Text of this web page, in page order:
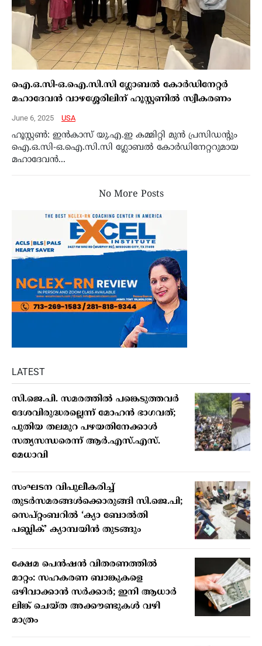
ഐ.ഒ.സി-ഒ.ഐ.സി.സി ഗ്ലോബല്‍ കോര്‍ഡിനേറ്റര്‍
മഹാദേവന്‍ വാഴശ്ശേരിലിന് ഹൂസ്റ്റണില്‍ സ്വീകരണം
June 6, 2025 USA
ഹൂസ്റ്റണ്‍: ഇന്‍കാസ് യു.എ.ഇ കമ്മിറ്റി മുന്‍ പ്രസിഡന്റും
ഐ.ഒ.സി-ഒ.ഐ.സി.സി ഗ്ലോബല്‍ കോര്‍ഡിനേറ്ററുമായ
മഹാദേവന്‍...
No More Posts
LATEST
സി.ജെ.പി. സമരത്തിൽ പങ്കെടുത്തവർ
ദേശവിരുദ്ധരല്ലെന്ന് മോഹൻ ഭാഗവത്;
പുതിയ തലമുറ പഴയതിനേക്കാൾ
സത്യസന്ധരെന്ന് ആർ.എസ്.എസ്.
മേധാവി
സംഘടന വിപുലീകരിച്ച്
തുടർസമരങ്ങൾക്കൊരുങ്ങി സി.ജെ.പി;
സെപ്റ്റംബറിൽ ‘ക്യാ ബോൽതി
പബ്ലിക്’ ക്യാമ്പയിൻ തുടങ്ങും
ക്ഷേമ പെൻഷൻ വിതരണത്തിൽ
മാറ്റം: സഹകരണ ബാങ്കുകളെ
ഒഴിവാക്കാൻ സർക്കാർ; ഇനി ആധാർ
ലിങ്ക് ചെയ്ത അക്കൗണ്ടുകൾ വഴി
മാത്രം